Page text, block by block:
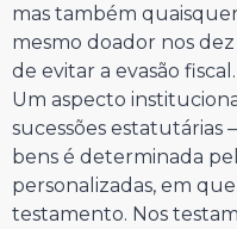
mas também
mesmo doador nos
de evitar a evasão fiscal.
Um aspecto
sucessões estatutárias
bens é determinada
personalizadas, em
testamento. Nos